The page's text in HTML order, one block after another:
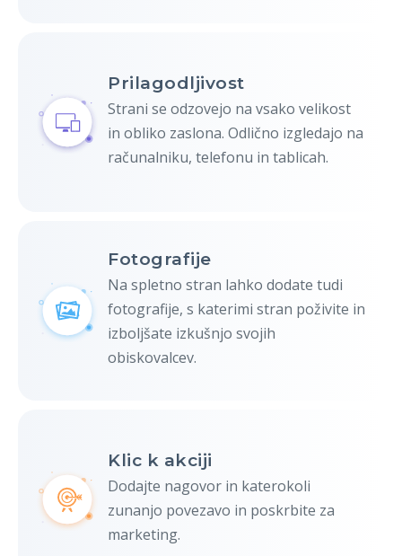
Prilagodljivost
Strani se odzovejo na vsako velikost
in obliko zaslona. Odlično izgledajo na
računalniku, telefonu in tablicah.
Fotografije
Na spletno stran lahko dodate tudi
fotografije, s katerimi stran poživite in
izboljšate izkušnjo svojih
obiskovalcev.
Klic k akciji
Dodajte nagovor in katerokoli
zunanjo povezavo in poskrbite za
marketing.